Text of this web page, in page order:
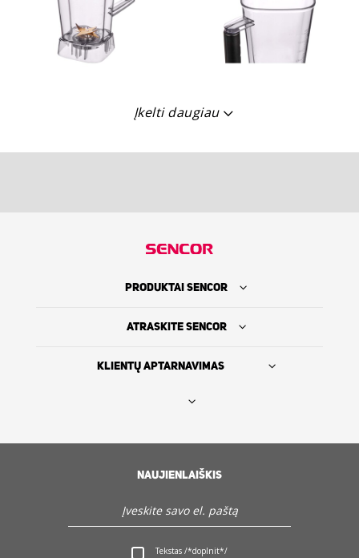
Įkelti daugiau
PRODUKTAI SENCOR
ATRASKITE SENCOR
KLIENTŲ APTARNAVIMAS
NAUJIENLAIŠKIS
Tekstas /*doplnit*/